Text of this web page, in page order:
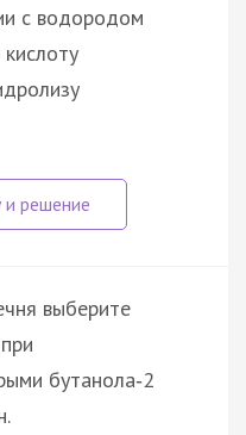
с водородом
выберите
бутанола‑2